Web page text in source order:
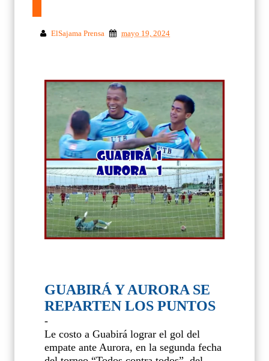
ElSajama Prensa mayo 19, 2024
GUABIRÁ Y AURORA SE
REPARTEN LOS PUNTOS
-
Le costo a Guabirá lograr el gol del
empate ante Aurora, en la segunda fecha